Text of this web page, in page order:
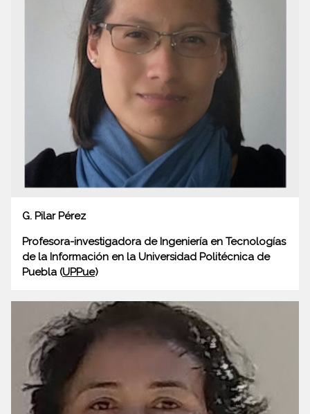
G. Pilar Pérez
Profesora-investigadora de Ingeniería en Tecnologías
de la Información en la Universidad Politécnica de
Puebla (UPPue)